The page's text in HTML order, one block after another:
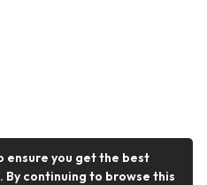
ensure you get the best
continuing to browse this